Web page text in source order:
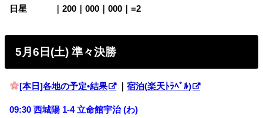
日星 ｜200｜000｜000｜=2
5月6日(土) 準々決勝
[本日]各地の予定•結果 ｜宿泊(楽天ﾄﾗﾍﾞﾙ)
09:30 西城陽 1-4立命館宇治 (わ)